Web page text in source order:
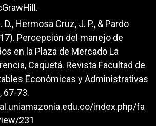
D., Hermosa Cruz, J. P., & Pardo
Percepción del manejo de
en la Plaza de Mercado La
Caquetá. Revista Facultad de
Económicas y Administrativas
67-73.
index.php/fa
231